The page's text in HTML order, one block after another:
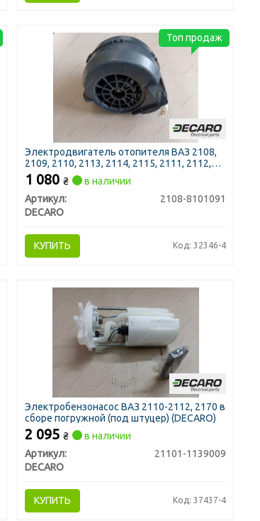
Электродвигатель отопителя ВАЗ 2108,
2109, 2110, 2113, 2114, 2115, 2111, 2112,
УАЗ (в сборе с крыльчаткой и кожухом)
(DECARO)
1 080₴
в наличии
Артикул:
2108-8101091
DECARO
КУПИТЬ Код: 32346-4
Топ продаж
Электробензонасос ВАЗ 2110-2112, 2170 в
сборе погружной (под штуцер) (DECARO)
2 095₴
в наличии
Артикул:
21101-1139009
DECARO
КУПИТЬ Код: 37437-4